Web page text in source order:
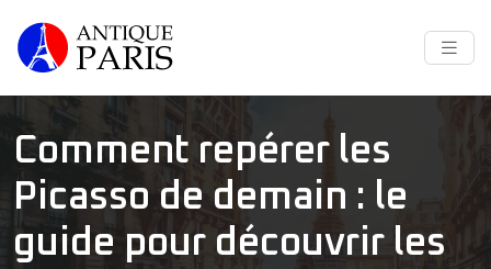
Comment repérer les
Picasso de demain : le
guide pour découvrir les